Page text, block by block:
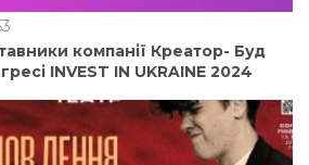
компанії Креатор- Буд
INVEST IN UKRAINE 2024